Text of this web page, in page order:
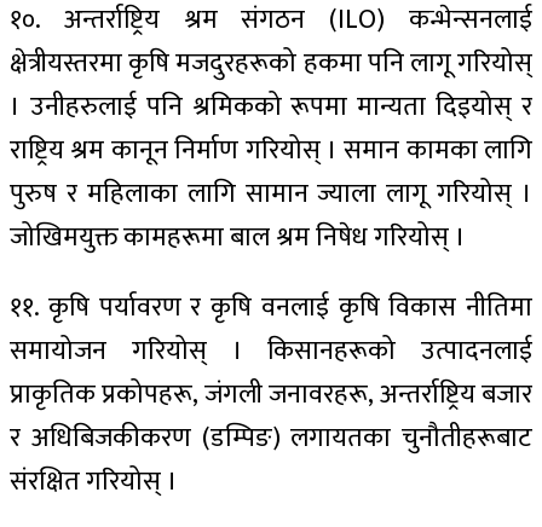
१०. अन्तर्राष्ट्रिय श्रम संगठन (ILO) कन्भेन्सनलाई
क्षेत्रीयस्तरमा कृषि मजदुरहरूको हकमा पनि लागू गरियोस्
। उनीहरुलाई पनि श्रमिकको रूपमा मान्यता दिइयोस् र
राष्ट्रिय श्रम कानून निर्माण गरियोस् । समान कामका लागि
पुरुष र महिलाका लागि सामान ज्याला लागू गरियोस् ।
जोखिमयुक्त कामहरूमा बाल श्रम निषेध गरियोस् ।
११. कृषि पर्यावरण र कृषि वनलाई कृषि विकास नीतिमा
समायोजन गरियोस् । किसानहरूको उत्पादनलाई
प्राकृतिक प्रकोपहरू, जंगली जनावरहरू, अन्तर्राष्ट्रिय बजार
र अधिबिजकीकरण (डम्पिङ) लगायतका चुनौतीहरूबाट
संरक्षित गरियोस् ।